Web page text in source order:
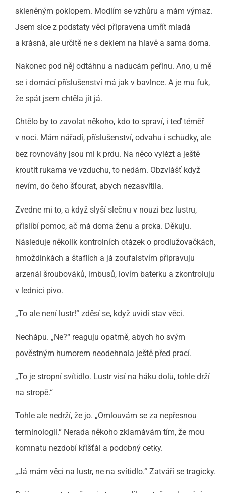
skleněným poklopem. Modlím se vzhůru a mám výmaz.
Jsem sice z podstaty věci připravena umřít mladá
a krásná, ale určitě ne s deklem na hlavě a sama doma.
Nakonec pod něj odtáhnu a naducám peřinu. Ano, u mě
se i domácí příslušenství má jak v bavlnce. A je mu fuk,
že spát jsem chtěla jít já.
Chtělo by to zavolat někoho, kdo to spraví, i teď téměř
v noci. Mám nářadí, příslušenství, odvahu i schůdky, ale
bez rovnováhy jsou mi k prdu. Na něco vylézt a ještě
kroutit rukama ve vzduchu, to nedám. Obzvlášť když
nevím, do čeho šťourat, abych nezasvítila.
Zvedne mi to, a když slyší slečnu v nouzi bez lustru,
přislíbí pomoc, ač má doma ženu a prcka. Děkuju.
Následuje několik kontrolních otázek o prodlužovačkách,
hmoždinkách a štaflích a já zoufalstvím připravuju
arzenál šroubováků, imbusů, lovím baterku a zkontroluju
v lednici pivo.
„To ale není lustr!“ zděsí se, když uvidí stav věci.
Nechápu. „Ne?“ reaguju opatrně, abych ho svým
pověstným humorem neodehnala ještě před prací.
„To je stropní svítidlo. Lustr visí na háku dolů, tohle drží
na stropě.“
Tohle ale nedrží, že jo. „Omlouvám se za nepřesnou
terminologii.“ Nerada někoho zklamávám tím, že mou
komnatu nezdobí křišťál a podobný cetky.
„Já mám věci na lustr, ne na svítidlo.“ Zatváří se tragicky.